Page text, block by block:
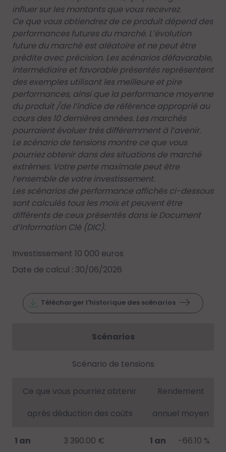
influer sur les montants que vous recevrez.
Ce que vous obtiendrez de ce produit dépend des
performances futures du marché. L’évolution
future du marché est aléatoire et ne peut être
prédite avec précision. Les scénarios défavorable,
intermédiaire et favorable présentés représentent
des exemples utilisant les meilleure et pire
performances, ainsi que la performance moyenne
du produit /de l’indice de référence approprié au
cours des 10 dernières années. Les marchés
pourraient évoluer très différemment à l’avenir.
Le scénario de tensions montre ce que vous
pourriez obtenir dans des situations de marché
extrêmes. Votre perte maximale peut être
l’ensemble de votre investissement.
Les scénarios de performance affichés ci-dessous
sont calculés tous les mois et peuvent être
différents de ceux présentés dans le Document
d’Information Clé (DIC).
Investissement 10 000 euros
Date de calcul : 30/06/2026
Télécharger l'historique des scénarios
Scénarios
Scénario de tensions
Ce que vous pourriez obtenir
après déduction des coûts
Rendement
annuel moyen
1 an 3 390.00 € 1 an -66.10 %